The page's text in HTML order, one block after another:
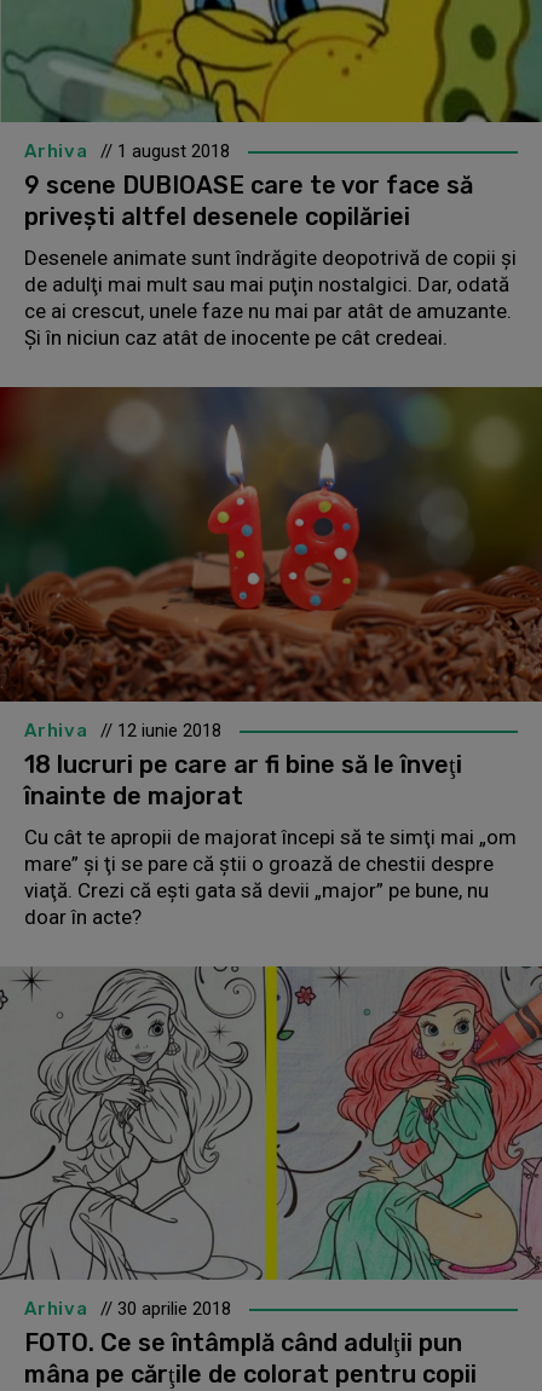
Arhiva // 1 august 2018
9 scene DUBIOASE care te vor face să
priveşti altfel desenele copilăriei
Desenele animate sunt îndrăgite deopotrivă de copii şi
de adulţi mai mult sau mai puţin nostalgici. Dar, odată
ce ai crescut, unele faze nu mai par atât de amuzante.
Şi în niciun caz atât de inocente pe cât credeai.
Arhiva // 12 iunie 2018
18 lucruri pe care ar fi bine să le înveţi
înainte de majorat
Cu cât te apropii de majorat începi să te simţi mai „om
mare” şi ţi se pare că ştii o groază de chestii despre
viaţă. Crezi că eşti gata să devii „major” pe bune, nu
doar în acte?
Arhiva // 30 aprilie 2018
FOTO. Ce se întâmplă când adulţii pun
mâna pe cărţile de colorat pentru copii